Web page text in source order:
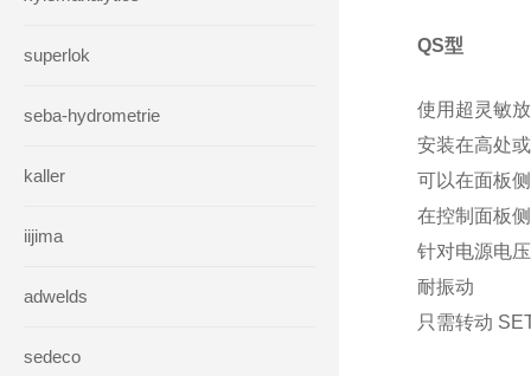
superlok
seba-hydrometrie
kaller
iijima
adwelds
sedeco
QS型
使用超灵敏
安装在高处
可以在面板
在控制面板
针对电源电
耐振动
只需转动